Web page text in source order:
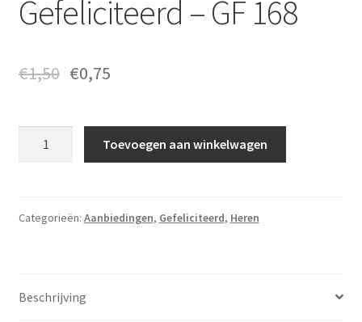
Gefeliciteerd – GF 168
€1,50 €0,75
aantal
Toevoegen aan winkelwagen
Categorieën: Aanbiedingen, Gefeliciteerd, Heren
Beschrijving